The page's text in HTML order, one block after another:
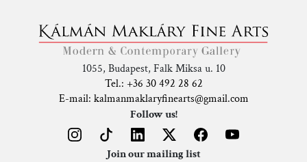
1055, Budapest, Falk Miksa u. 10
Tel.: +36 30 492 28 62
E-mail: kalmanmaklaryfinearts@gmail.com
Follow us!
Join our mailing list